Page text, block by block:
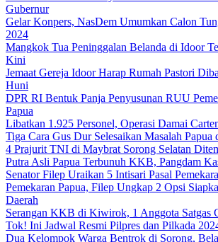
Gubernur
Gelar Konpers, NasDem Umumkan Calon
2024
Mangkok Tua Peninggalan Belanda di Idoor
Kini
Jemaat Gereja Idoor Harap Rumah Pastori
Huni
DPR RI Bentuk Panja Penyusunan RUU
Papua
Libatkan 1.925 Personel, Operasi Damai
Tiga Cara Gus Dur Selesaikan Masalah Papua
4 Prajurit TNI di Maybrat Sorong Selatan
Putra Asli Papua Terbunuh KKB, Pangdam
Senator Filep Uraikan 5 Intisari Pasal
Pemekaran Papua, Filep Ungkap 2 Opsi
Daerah
Serangan KKB di Kiwirok, 1 Anggota Satgas
Tok! Ini Jadwal Resmi Pilpres dan Pilkada
Dua Kelompok Warga Bentrok di Sorong,